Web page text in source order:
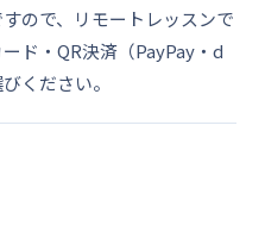
ので、リモートレッスンで
ド・QR決済（PayPay・d
ください。